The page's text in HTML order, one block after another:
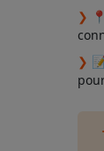
❯
❯